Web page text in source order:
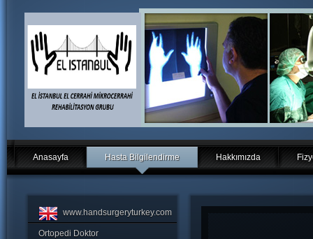
Anasayfa Hasta Bilgilendirme Hakkımızda
www.handsurgeryturkey.com
Ortopedi Doktor